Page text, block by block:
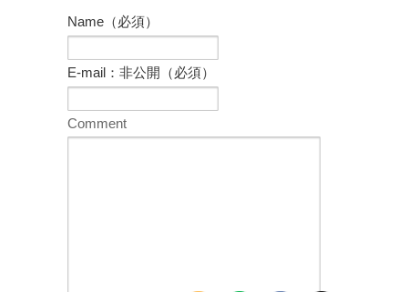
Name（必須）
E-mail：非公開（必須）
Comment